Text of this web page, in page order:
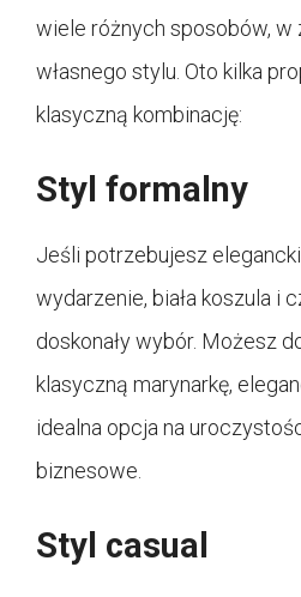
wiele różnych sposobów, w
własnego stylu. Oto kilka
klasyczną kombinację:
Styl formalny
Jeśli potrzebujesz
wydarzenie, biała koszula i
doskonały wybór. Możesz
klasyczną marynarkę,
idealna opcja na
biznesowe.
Styl casual